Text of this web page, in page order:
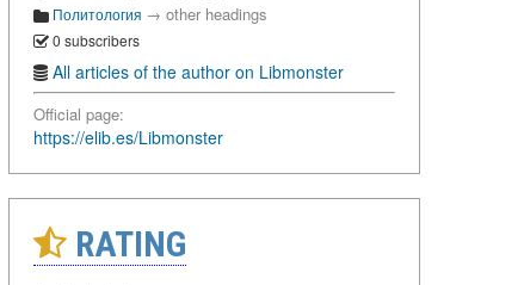
Политология → other headings
0 subscribers
All articles of the author on Libmonster
Official page:
https://elib.es/Libmonster
RATING